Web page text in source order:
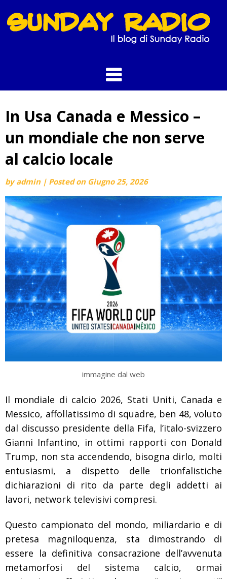
to
content
In Usa Canada e Messico –
un mondiale che non serve
al calcio locale
byadmin | Posted on Giugno 25, 2026
immagine dal web
Il mondiale di calcio 2026, Stati Uniti, Canada e
Messico, affollatissimo di squadre, ben 48, voluto
dal discusso presidente della Fifa, l’italo-svizzero
Gianni Infantino, in ottimi rapporti con Donald
Trump, non sta accendendo, bisogna dirlo, molti
entusiasmi, a dispetto delle trionfalistiche
dichiarazioni di rito da parte degli addetti ai
lavori, network televisivi compresi.
Questo campionato del mondo, miliardario e di
pretesa magniloquenza, sta dimostrando di
essere la definitiva consacrazione dell’avvenuta
metamorfosi del sistema calcio, ormai